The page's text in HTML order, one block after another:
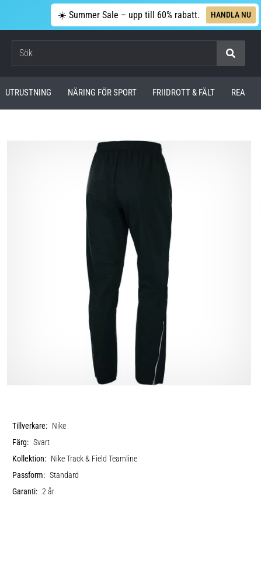
☀️ Summer Sale – upp till 60% rabatt. HANDLA NU
UTRUSTNING NÄRING FÖR SPORT FRIIDROTT & FÄLT REA
Tillverkare: Nike
Färg: Svart
Kollektion: Nike Track & Field Teamline
Passform: Standard
Garanti: 2 år